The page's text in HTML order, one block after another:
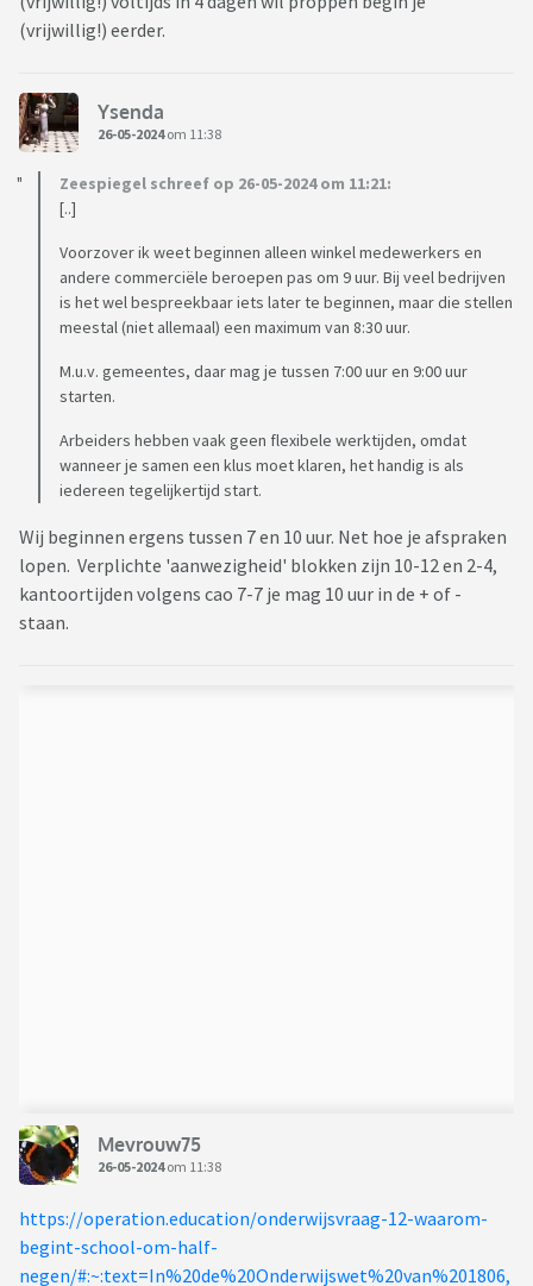
(vrijwillig!) eerder.
Ysenda
26-05-2024om 11:38
Zeespiegel schreef op 26-05-2024 om 11:21:
[..]
Voorzover ik weet beginnen alleen winkel medewerkers en
andere commerciële beroepen pas om 9 uur. Bij veel bedrijven
is het wel bespreekbaar iets later te beginnen, maar die stellen
meestal (niet allemaal) een maximum van 8:30 uur.
M.u.v. gemeentes, daar mag je tussen 7:00 uur en 9:00 uur
starten.
Arbeiders hebben vaak geen flexibele werktijden, omdat
wanneer je samen een klus moet klaren, het handig is als
iedereen tegelijkertijd start.
Wij beginnen ergens tussen 7 en 10 uur. Net hoe je afspraken
lopen. Verplichte 'aanwezigheid' blokken zijn 10-12 en 2-4,
kantoortijden volgens cao 7-7 je mag 10 uur in de + of -
staan.
Mevrouw75
26-05-2024om 11:38
https://operation.education/onderwijsvraag-12-waarom-
begint-school-om-half-
negen/#:~:text=In%20de%20Onderwijswet%20van%201806,